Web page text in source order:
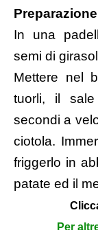
In una
semi di
Mettere nel
tuorli, il
secondi a
ciotola.
friggerlo in
patate ed il
Per